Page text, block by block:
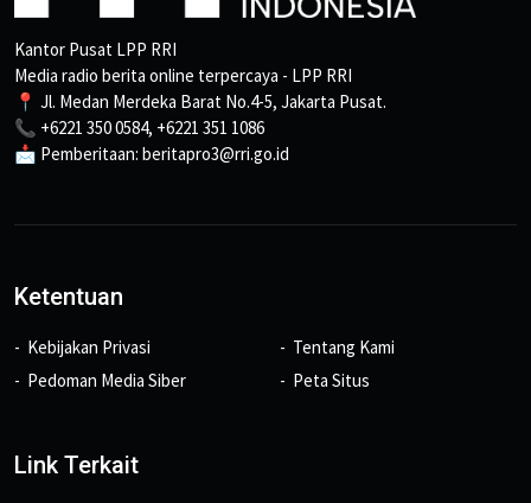
Kantor Pusat LPP RRI
Media radio berita online terpercaya - LPP RRI
📍 Jl. Medan Merdeka Barat No.4-5, Jakarta Pusat.
📞 +6221 350 0584, +6221 351 1086
📩 Pemberitaan: beritapro3@rri.go.id
Ketentuan
Kebijakan Privasi
Pedoman Media Siber
Tentang Kami
Peta Situs
Link Terkait